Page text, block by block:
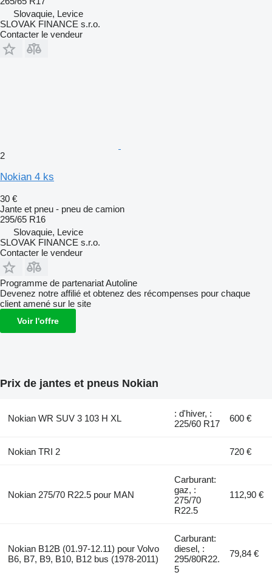
Slovaquie, Levice
SLOVAK FINANCE s.r.o.
Contacter le vendeur
2
Nokian 4 ks
30 €
Jante et pneu - pneu de camion
295/65 R16
Slovaquie, Levice
SLOVAK FINANCE s.r.o.
Contacter le vendeur
Programme de partenariat Autoline
Devenez notre affilié et obtenez des récompenses pour chaque
client amené sur le site
Voir l'offre
Prix de jantes et pneus Nokian
Nokian WR SUV 3 103 H XL
: d'hiver, :
225/60 R17
600 €
Nokian TRI 2 720 €
Nokian 275/70 R22.5 pour MAN
Carburant:
gaz, :
275/70
R22.5
112,90 €
Nokian B12B (01.97-12.11) pour Volvo
B6, B7, B9, B10, B12 bus (1978-2011)
Carburant:
diesel, :
295/80R22.
5
79,84 €